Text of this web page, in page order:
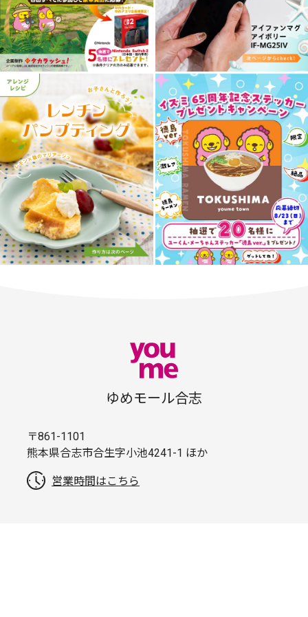
ゆめモール合志
〒861-1101
熊本県合志市合生字小池4241-1 ほか
営業時間はこちら